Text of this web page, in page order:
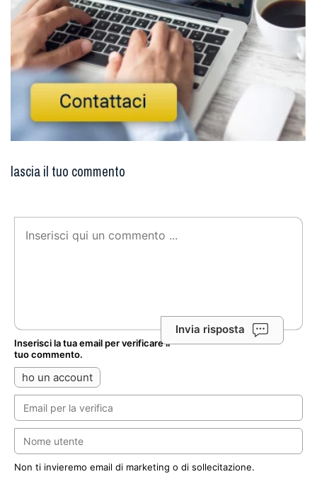
lascia il tuo commento
Invia risposta
Inserisci la tua email per verificare il
tuo commento.
ho un account
Non ti invieremo email di marketing o di sollecitazione.